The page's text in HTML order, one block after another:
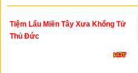
Tiệm Lẩu Miền Tây Xưa Khổng Tử
Thủ Đức